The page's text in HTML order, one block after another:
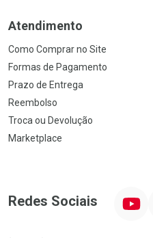
Atendimento
Como Comprar no Site
Formas de Pagamento
Prazo de Entrega
Reembolso
Troca ou Devolução
Marketplace
Redes Sociais